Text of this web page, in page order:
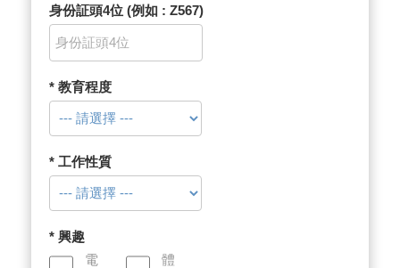
身份証頭4位 (例如 : Z567)
* 教育程度
* 工作性質
* 興趣
電
體